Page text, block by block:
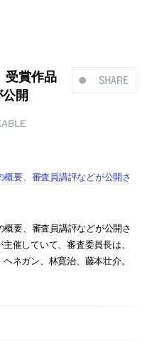
SHARE
受賞作品
開
要、審査員講評などが公開さ
要、審査員講評などが公開さ
催していて、審査委員長は、
ネガン、林寛治、藤本壮介。